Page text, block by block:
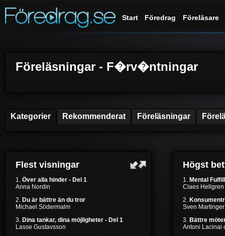
Start Föredrag Föreläsare
Föreläsningar - F�rv�ntningar
Kategorier Rekommenderat Föreläsningar
Flest visningar
1. Över alla hinder - Del 1
Anna Nordin
2. Du är bättre än du tror
Michael Södermalm
3. Dina tankar, dina möjligheter - Del 1
Lasse Gustavsson
Högst
1. Mental
Claes Hellgren
2.
Sven Martinger
3. Bättre
Antoni Lacinai